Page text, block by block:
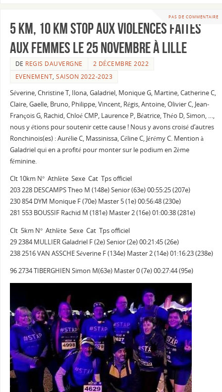
PAS DE COMMENTAIRE
5 km, 10 km Stop aux violences faites
aux femmes le 25 novembre à Lille
DE REGIS DAUVERGNE
2 DÉCEMBRE 2022
EVENEMENT,SAISON 2022-2023
Séverine, Christine T, Ilona, Galadriel, Monique G, Martine, Catherine C,
Claire, Gaelle, Bruno, Philippe, Vincent, Régis, Antoine, Olivier C, Jean-
François G, Rachid, Chloé CMP, Laurence P, Béatrice, Théo D, Simon, …,
nous y étions pour soutenir cette cause ! Nous y avons croisé d’autres
Ronchinois(es) : Aurélie C, Massinissa, Céline C, Jérémy C. Mention à
Galadriel qui en a profité pour monter sur le podium en 2ème
féminine.
Clt 10km N° Athlète Sexe Cat Tps officiel
203 228 DESCAMPS Theo M (148e) Senior (63e) 00:55:25 (207e)
230 854 DYM Monique F (70e) Master 5 (1e) 00:56:48 (230e)
281 553 BOUSSIF Rachid M (181e) Master 2 (16e) 01:00:38 (281e)
Clt 5km N° Athlète Sexe Cat Tps officiel
29 2384 MULLIER Galadriel F (2e) Senior (2e) 00:21:45 (26e)
238 2516 VAN ASSCHE Séverine F (134e) Master 2 (14e) 01:16:23 (238e)
96 2734 TIBERGHIEN Simon M(63e) Master 0 (7e) 00:27:44 (95e)